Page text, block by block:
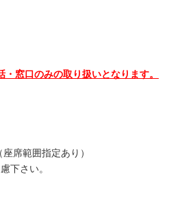
窓口のみの取り扱いとなります。
席範囲指定あり）
下さい。